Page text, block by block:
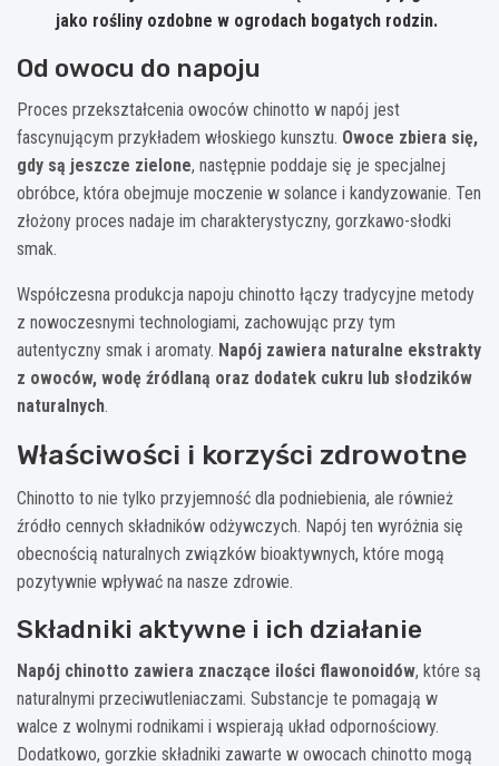
jako rośliny ozdobne w ogrodach bogatych rodzin.
Od owocu do napoju
Proces przekształcenia owoców chinotto w napój jest
fascynującym przykładem włoskiego kunsztu. Owoce zbiera się,
gdy są jeszcze zielone, następnie poddaje się je specjalnej
obróbce, która obejmuje moczenie w solance i kandyzowanie. Ten
złożony proces nadaje im charakterystyczny, gorzkawo-słodki
smak.
Współczesna produkcja napoju chinotto łączy tradycyjne metody
z nowoczesnymi technologiami, zachowując przy tym
autentyczny smak i aromaty. Napój zawiera naturalne ekstrakty
z owoców, wodę źródlaną oraz dodatek cukru lub słodzików
naturalnych.
Właściwości i korzyści zdrowotne
Chinotto to nie tylko przyjemność dla podniebienia, ale również
źródło cennych składników odżywczych. Napój ten wyróżnia się
obecnością naturalnych związków bioaktywnych, które mogą
pozytywnie wpływać na nasze zdrowie.
Składniki aktywne i ich działanie
Napój chinotto zawiera znaczące ilości flawonoidów, które są
naturalnymi przeciwutleniaczami. Substancje te pomagają w
walce z wolnymi rodnikami i wspierają układ odpornościowy.
Dodatkowo, gorzkie składniki zawarte w owocach chinotto mogą